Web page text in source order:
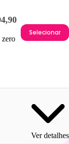
zero
Selecionar
Ver detalhes